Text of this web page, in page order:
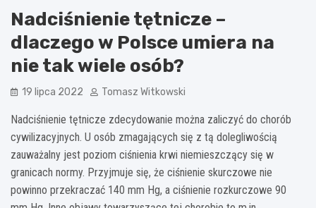
Nadciśnienie tętnicze –
dlaczego w Polsce umiera na
nie tak wiele osób?
19 lipca 2022 Tomasz Witkowski
Nadciśnienie tętnicze zdecydowanie można zaliczyć do chorób
cywilizacyjnych. U osób zmagających się z tą dolegliwością
zauważalny jest poziom ciśnienia krwi niemieszczący się w
granicach normy. Przyjmuje się, że ciśnienie skurczowe nie
powinno przekraczać 140 mm Hg, a ciśnienie rozkurczowe 90